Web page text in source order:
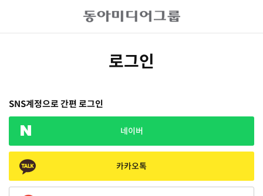
로그인
SNS계정으로 간편 로그인
네이버
카카오톡